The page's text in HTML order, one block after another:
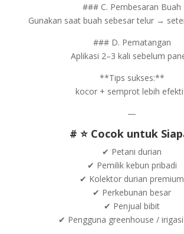
### C. Pembesaran Buah
Gunakan saat buah sebesar telur →
### D. Pematangan
Aplikasi 2–3 kali sebelum
**Tips sukses:**
kocor + semprot lebih
—
# ⭐ Cocok untuk
✔ Petani durian
✔ Pemilik kebun pribadi
✔ Kolektor durian premium
✔ Perkebunan besar
✔ Penjual bibit
✔ Pengguna greenhouse /